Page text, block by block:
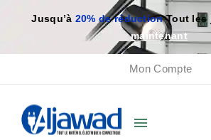
Jusqu’à 20% de réductionTout les
maintenant
Mon Compte

(18)